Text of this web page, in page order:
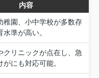
内容
稚園、小中学校が多数存
準が高い。
クリニックが点在し、急
がにも対応可能。